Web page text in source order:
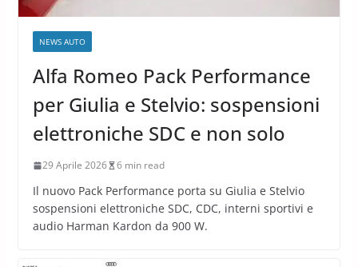
NEWS AUTO
Alfa Romeo Pack Performance
per Giulia e Stelvio: sospensioni
elettroniche SDC e non solo
29 Aprile 2026 6 min read
Il nuovo Pack Performance porta su Giulia e Stelvio
sospensioni elettroniche SDC, CDC, interni sportivi e
audio Harman Kardon da 900 W.